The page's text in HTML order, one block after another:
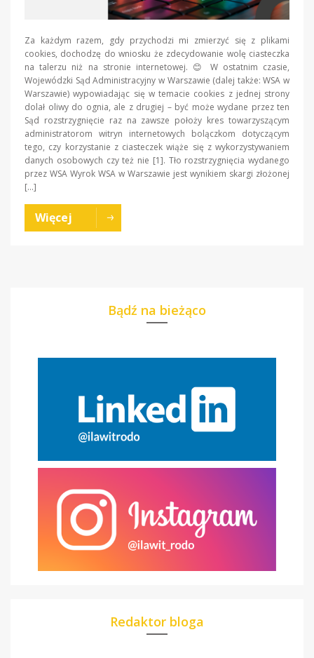
Za każdym razem, gdy przychodzi mi zmierzyć się z plikami
cookies, dochodzę do wniosku że zdecydowanie wolę ciasteczka
na talerzu niż na stronie internetowej. 😊 W ostatnim czasie,
Wojewódzki Sąd Administracyjny w Warszawie (dalej także: WSA w
Warszawie) wypowiadając się w temacie cookies z jednej strony
dolał oliwy do ognia, ale z drugiej – być może wydane przez ten
Sąd rozstrzygnięcie raz na zawsze położy kres towarzyszącym
administratorom witryn internetowych bolączkom dotyczącym
tego, czy korzystanie z ciasteczek wiąże się z wykorzystywaniem
danych osobowych czy też nie [1]. Tło rozstrzygnięcia wydanego
przez WSA Wyrok WSA w Warszawie jest wynikiem skargi złożonej
[…]
Więcej
Bądź na bieżąco
Redaktor bloga